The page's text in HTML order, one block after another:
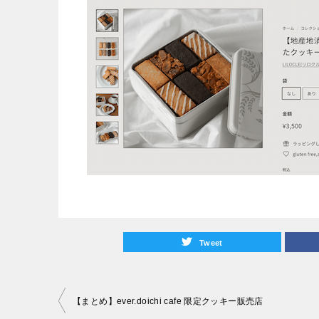
Tweet
投
【まとめ】ever.doichi cafe 限定クッキー販売店